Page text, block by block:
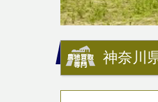
神奈川